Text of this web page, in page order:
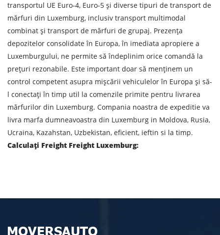
transportul UE Euro-4, Euro-5 și diverse tipuri de transport de
mărfuri din Luxemburg, inclusiv transport multimodal
combinat și transport de mărfuri de grupaj. Prezența
depozitelor consolidate în Europa, în imediata apropiere a
Luxemburgului, ne permite să îndeplinim orice comandă la
prețuri rezonabile. Este important doar să menținem un
control competent asupra mișcării vehiculelor în Europa și să-
l conectați în timp util la comenzile primite pentru livrarea
mărfurilor din Luxemburg. Compania noastra de expeditie va
livra marfa dumneavoastra din Luxemburg in Moldova, Rusia,
Ucraina, Kazahstan, Uzbekistan, eficient, ieftin si la timp.
Calculați Freight Freight Luxemburg:
Numar de contact
E-mail
TRIMITE